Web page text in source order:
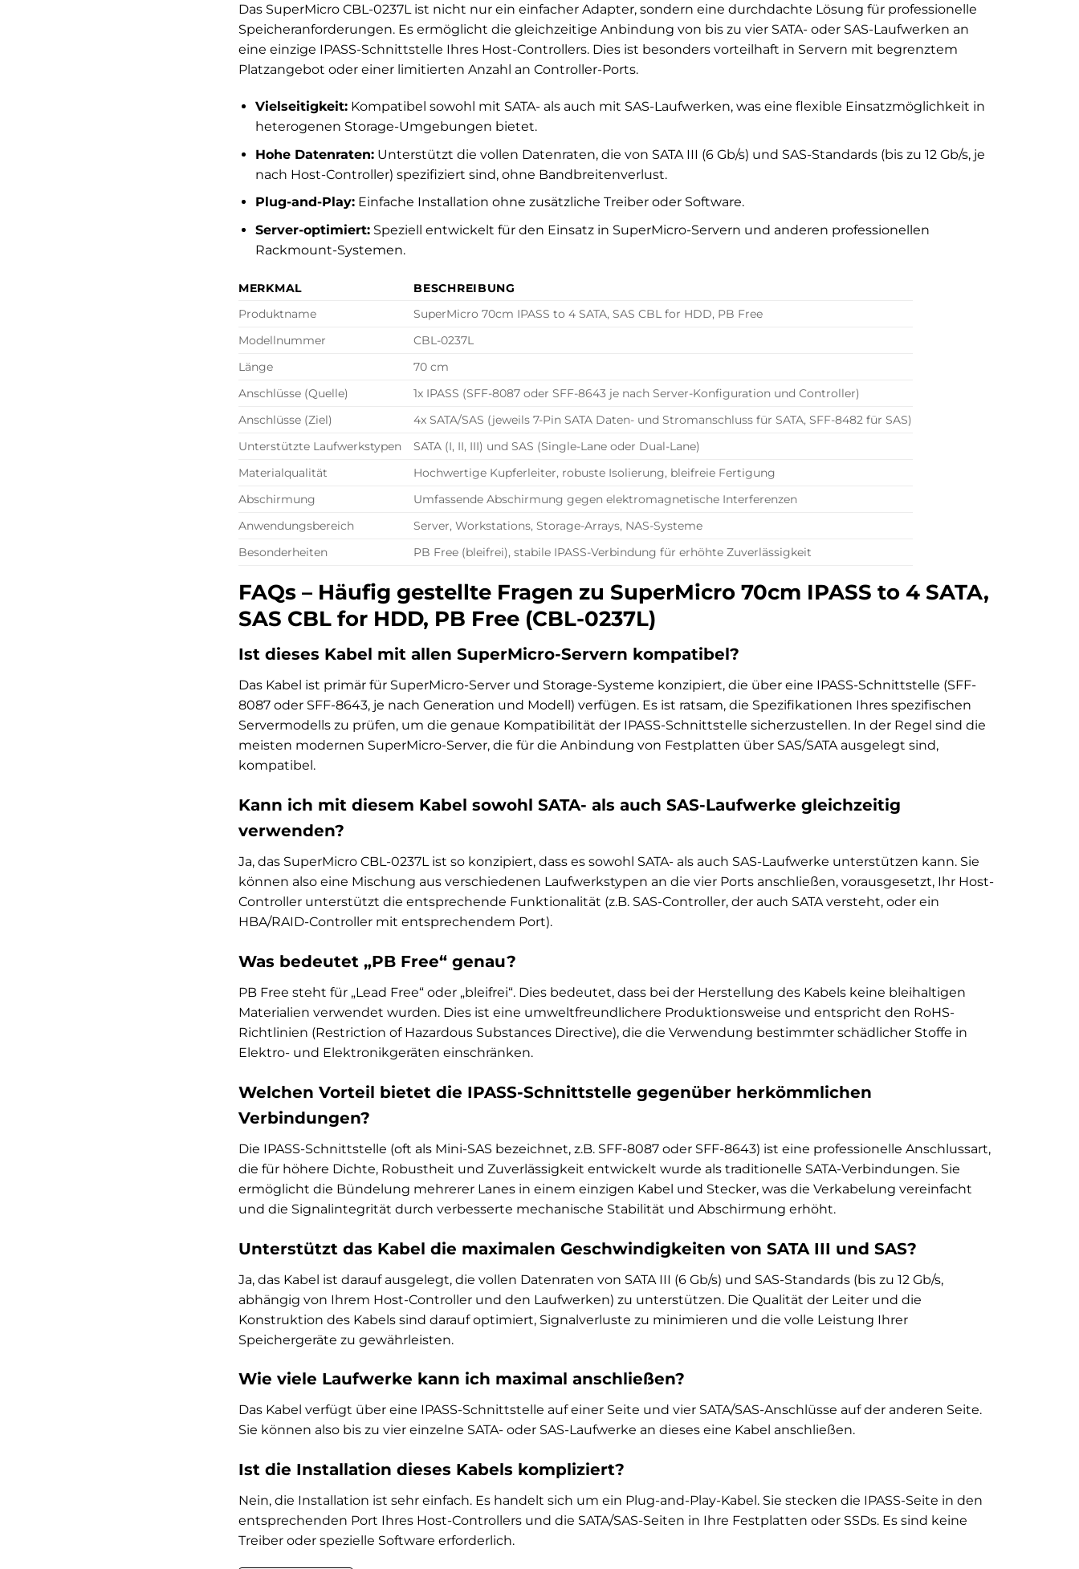
Das SuperMicro CBL-0237L ist nicht nur ein einfacher Adapter, sondern eine durchdachte Lösung für professionelle
Speicheranforderungen. Es ermöglicht die gleichzeitige Anbindung von bis zu vier SATA- oder SAS-Laufwerken an
eine einzige IPASS-Schnittstelle Ihres Host-Controllers. Dies ist besonders vorteilhaft in Servern mit begrenztem
Platzangebot oder einer limitierten Anzahl an Controller-Ports.
Vielseitigkeit:Kompatibel sowohl mit SATA- als auch mit SAS-Laufwerken, was eine flexible Einsatzmöglichkeit in
heterogenen Storage-Umgebungen bietet.
Hohe Datenraten:Unterstützt die vollen Datenraten, die von SATA III (6 Gb/s) und SAS-Standards (bis zu 12 Gb/s, je
nach Host-Controller) spezifiziert sind, ohne Bandbreitenverlust.
Plug-and-Play:Einfache Installation ohne zusätzliche Treiber oder Software.
Server-optimiert:Speziell entwickelt für den Einsatz in SuperMicro-Servern und anderen professionellen
Rackmount-Systemen.
MERKMAL
BESCHREIBUNG
Produktname
SuperMicro 70cm IPASS to 4 SATA, SAS CBL for HDD, PB Free
Modellnummer
CBL-0237L
Länge
70 cm
Anschlüsse (Quelle)
1x IPASS (SFF-8087 oder SFF-8643 je nach Server-Konfiguration und Controller)
Anschlüsse (Ziel)
4x SATA/SAS (jeweils 7-Pin SATA Daten- und Stromanschluss für SATA, SFF-8482 für SAS)
Unterstützte Laufwerkstypen
SATA (I, II, III) und SAS (Single-Lane oder Dual-Lane)
Materialqualität
Hochwertige Kupferleiter, robuste Isolierung, bleifreie Fertigung
Abschirmung
Umfassende Abschirmung gegen elektromagnetische Interferenzen
Anwendungsbereich
Server, Workstations, Storage-Arrays, NAS-Systeme
Besonderheiten
PB Free (bleifrei), stabile IPASS-Verbindung für erhöhte Zuverlässigkeit
FAQs – Häufig gestellte Fragen zu SuperMicro 70cm IPASS to 4 SATA,
SAS CBL for HDD, PB Free (CBL-0237L)
Ist dieses Kabel mit allen SuperMicro-Servern kompatibel?
Das Kabel ist primär für SuperMicro-Server und Storage-Systeme konzipiert, die über eine IPASS-Schnittstelle (SFF-
8087 oder SFF-8643, je nach Generation und Modell) verfügen. Es ist ratsam, die Spezifikationen Ihres spezifischen
Servermodells zu prüfen, um die genaue Kompatibilität der IPASS-Schnittstelle sicherzustellen. In der Regel sind die
meisten modernen SuperMicro-Server, die für die Anbindung von Festplatten über SAS/SATA ausgelegt sind,
kompatibel.
Kann ich mit diesem Kabel sowohl SATA- als auch SAS-Laufwerke gleichzeitig
verwenden?
Ja, das SuperMicro CBL-0237L ist so konzipiert, dass es sowohl SATA- als auch SAS-Laufwerke unterstützen kann. Sie
können also eine Mischung aus verschiedenen Laufwerkstypen an die vier Ports anschließen, vorausgesetzt, Ihr Host-
Controller unterstützt die entsprechende Funktionalität (z.B. SAS-Controller, der auch SATA versteht, oder ein
HBA/RAID-Controller mit entsprechendem Port).
Was bedeutet „PB Free“ genau?
PB Free steht für „Lead Free“ oder „bleifrei“. Dies bedeutet, dass bei der Herstellung des Kabels keine bleihaltigen
Materialien verwendet wurden. Dies ist eine umweltfreundlichere Produktionsweise und entspricht den RoHS-
Richtlinien (Restriction of Hazardous Substances Directive), die die Verwendung bestimmter schädlicher Stoffe in
Elektro- und Elektronikgeräten einschränken.
Welchen Vorteil bietet die IPASS-Schnittstelle gegenüber herkömmlichen
Verbindungen?
Die IPASS-Schnittstelle (oft als Mini-SAS bezeichnet, z.B. SFF-8087 oder SFF-8643) ist eine professionelle Anschlussart,
die für höhere Dichte, Robustheit und Zuverlässigkeit entwickelt wurde als traditionelle SATA-Verbindungen. Sie
ermöglicht die Bündelung mehrerer Lanes in einem einzigen Kabel und Stecker, was die Verkabelung vereinfacht
und die Signalintegrität durch verbesserte mechanische Stabilität und Abschirmung erhöht.
Unterstützt das Kabel die maximalen Geschwindigkeiten von SATA III und SAS?
Ja, das Kabel ist darauf ausgelegt, die vollen Datenraten von SATA III (6 Gb/s) und SAS-Standards (bis zu 12 Gb/s,
abhängig von Ihrem Host-Controller und den Laufwerken) zu unterstützen. Die Qualität der Leiter und die
Konstruktion des Kabels sind darauf optimiert, Signalverluste zu minimieren und die volle Leistung Ihrer
Speichergeräte zu gewährleisten.
Wie viele Laufwerke kann ich maximal anschließen?
Das Kabel verfügt über eine IPASS-Schnittstelle auf einer Seite und vier SATA/SAS-Anschlüsse auf der anderen Seite.
Sie können also bis zu vier einzelne SATA- oder SAS-Laufwerke an dieses eine Kabel anschließen.
Ist die Installation dieses Kabels kompliziert?
Nein, die Installation ist sehr einfach. Es handelt sich um ein Plug-and-Play-Kabel. Sie stecken die IPASS-Seite in den
entsprechenden Port Ihres Host-Controllers und die SATA/SAS-Seiten in Ihre Festplatten oder SSDs. Es sind keine
Treiber oder spezielle Software erforderlich.